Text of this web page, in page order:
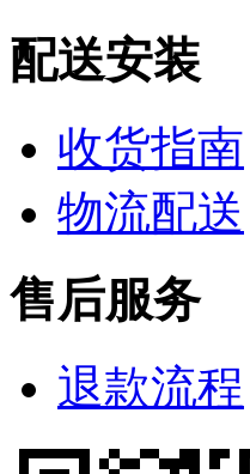
配送安装
收货指南
物流配送
售后服务
退款流程